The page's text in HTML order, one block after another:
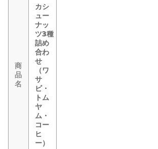
商
品
名
カシ
ュー
ナッ
ツ3種
詰め
合わ
せ
（ワ
サ
ビ・
トム
ヤ
ム・
コー
ヒ
ー）